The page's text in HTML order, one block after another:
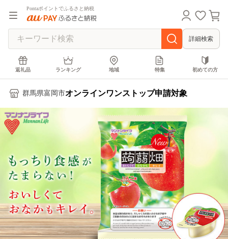
Pontaポイントでふるさと納税
詳細検索
返礼品 ランキング 地域 特集 初めての方
群馬県富岡市オンラインワンストップ申請対象